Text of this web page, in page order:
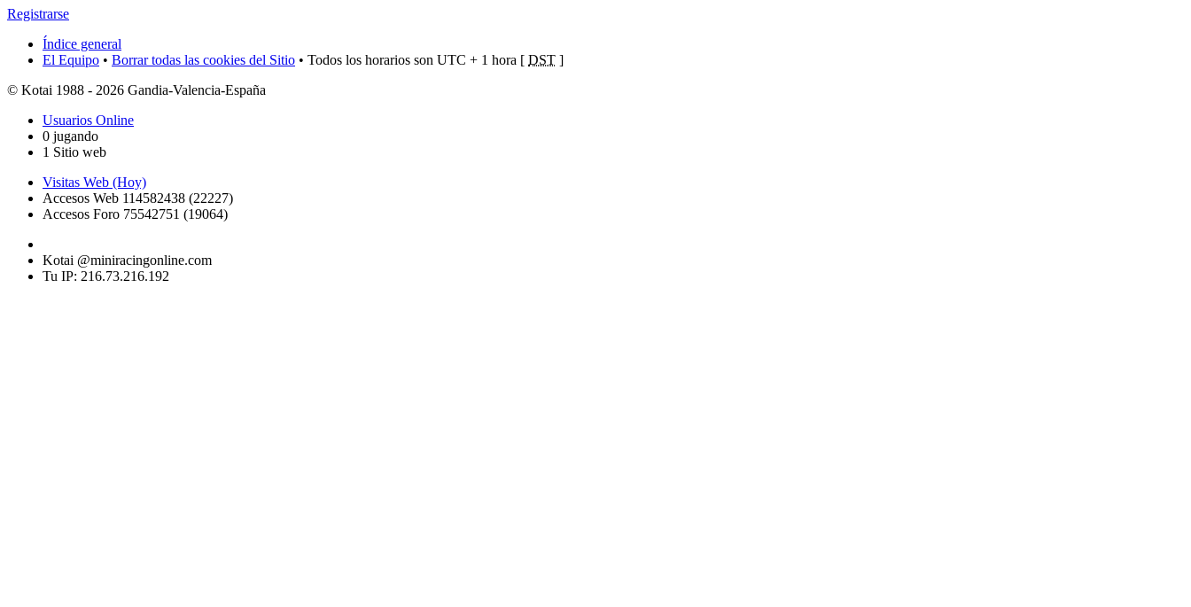
Registrarse
Índice general
El Equipo • Borrar todas las cookies del Sitio • Todos los horarios son UTC + 1 hora [ DST ]
© Kotai 1988 - 2026 Gandia-Valencia-España
Usuarios Online
0 jugando
1 Sitio web
Visitas Web (Hoy)
Accesos Web 114582438 (22227)
Accesos Foro 75542751 (19064)
Kotai @miniracingonline.com
Tu IP: 216.73.216.192